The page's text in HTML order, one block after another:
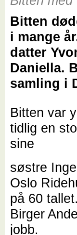
Bitten
i mange
datter
Daniella.
samling i
Bitten var
tidlig en
sine
søstre
Oslo
på 60
Birger
jobb.